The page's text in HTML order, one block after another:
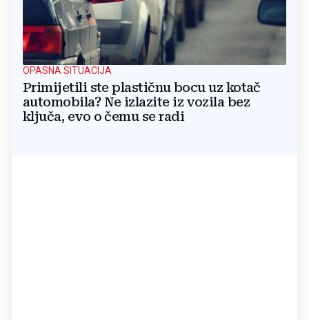
OPASNA SITUACIJA
Primijetili ste plastičnu bocu uz kotač
automobila? Ne izlazite iz vozila bez
ključa, evo o čemu se radi